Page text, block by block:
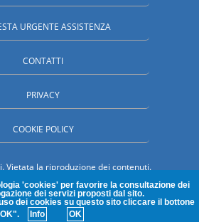
URGENTE ASSISTENZA
CONTATTI
PRIVACY
COOKIE POLICY
Vietata la riproduzione dei contenuti.
MC Partner Srl - Paderno Dugnano
. nr REA : 1685516 - Cap.Sociale I.V.
30.000,00euro
'cookies' per favorire la consultazione dei
dei servizi proposti dal sito.
dei cookies su questo sito cliccare il bottone
Info OK